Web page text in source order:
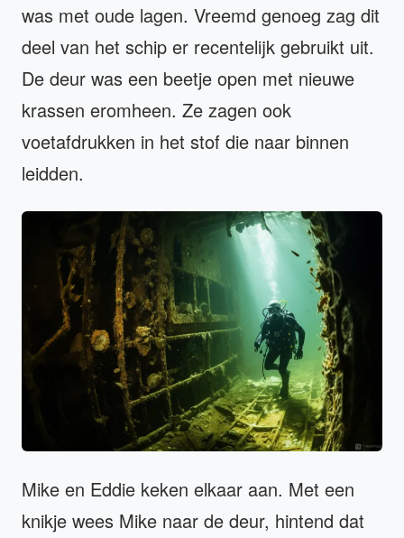
was met oude lagen. Vreemd genoeg zag dit
deel van het schip er recentelijk gebruikt uit.
De deur was een beetje open met nieuwe
krassen eromheen. Ze zagen ook
voetafdrukken in het stof die naar binnen
leidden.
Mike en Eddie keken elkaar aan. Met een
knikje wees Mike naar de deur, hintend dat